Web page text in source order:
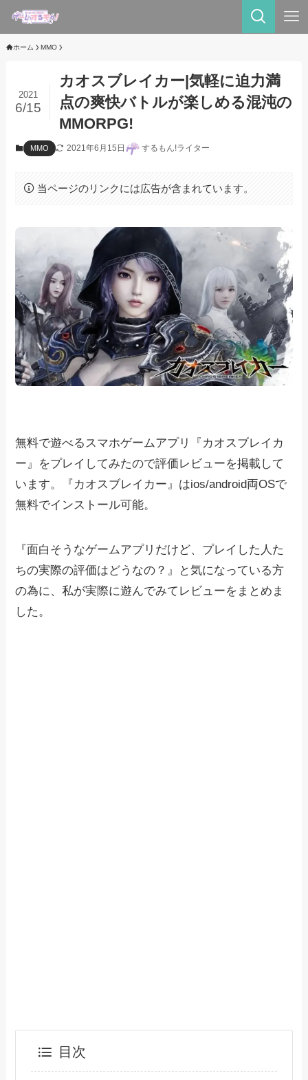
ホーム MMO
カオスブレイカー|気軽に迫力満
点の爽快バトルが楽しめる混沌の
MMORPG!
2021
6/15
MMO 2021年6月15日 するもん!ライター
当ページのリンクには広告が含まれています。
無料で遊べるスマホゲームアプリ『カオスブレイカ
ー』をプレイしてみたので評価レビューを掲載して
います。『カオスブレイカー』はios/android両OSで
無料でインストール可能。
『面白そうなゲームアプリだけど、プレイした人た
ちの実際の評価はどうなの？』と気になっている方
の為に、私が実際に遊んでみてレビューをまとめま
した。
目次